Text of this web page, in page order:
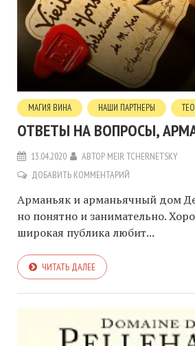
МАГИЯ ВИНА НАШИ ПАРТНЕРЫ
ОТВЕТЫ НА ВОПРОСЫ,
13.04.2020 АВТОР MEIR TCHERNETSKY
ДОБАВИТЬ КОММЕНТАРИЙ
Арманьяк и арманьячный дом
но понятно и занимательно.
широкая публика любит...
ЧИТАТЬ ДАЛЕЕ